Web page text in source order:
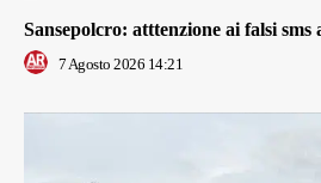
Sansepolcro: atttenzione ai falsi sms
7 Agosto 2026 14:21